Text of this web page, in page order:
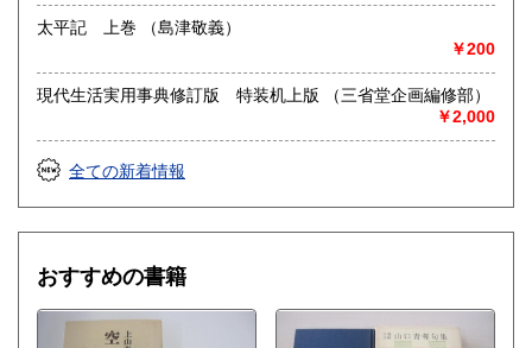
太平記 上巻 （島津敬義）
￥200
現代生活実用事典修訂版 特装机上版 （三省堂企画編修部）
￥2,000
全ての新着情報
おすすめの書籍